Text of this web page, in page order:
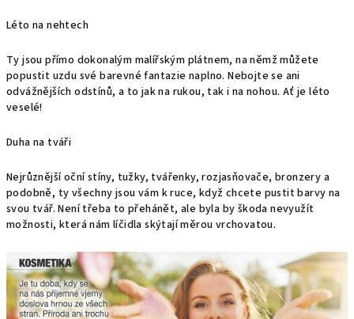
Léto na nehtech
Ty jsou přímo dokonalým malířským plátnem, na němž můžete
popustit uzdu své barevné fantazie naplno. Nebojte se ani
odvážnějších odstínů, a to jak na rukou, tak i na nohou. Ať je léto
veselé!
Duha na tváři
Nejrůznější oční stíny, tužky, tvářenky, rozjasňovače, bronzery a
podobně, ty všechny jsou vám k ruce, když chcete pustit barvy na
svou tvář. Není třeba to přehánět, ale byla by škoda nevyužít
možnosti, která nám líčidla skýtají měrou vrchovatou.